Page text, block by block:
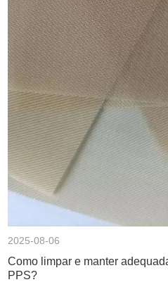
2025-08-06
Como limpar e manter
PPS?